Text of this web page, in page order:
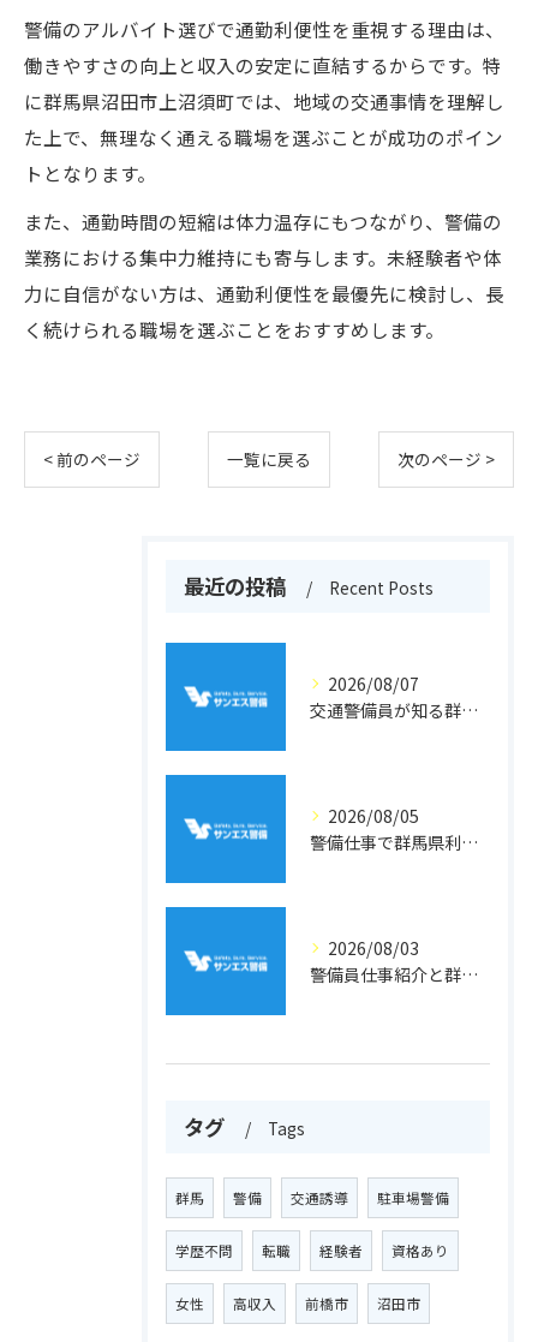
警備のアルバイト選びで通勤利便性を重視する理由は、
働きやすさの向上と収入の安定に直結するからです。特
に群馬県沼田市上沼須町では、地域の交通事情を理解し
た上で、無理なく通える職場を選ぶことが成功のポイン
トとなります。
また、通勤時間の短縮は体力温存にもつながり、警備の
業務における集中力維持にも寄与します。未経験者や体
力に自信がない方は、通勤利便性を最優先に検討し、長
く続けられる職場を選ぶことをおすすめします。
< 前のページ 一覧に戻る 次のページ >
最近の投稿 Recent Posts
2026/08/07
交通警備員が知る群馬県吾妻郡高山村の地形と現場選びのポイント
2026/08/05
警備仕事で群馬県利根郡片品村周辺の安心と働きやすさを両立するポイント
2026/08/03
警備員仕事紹介と群馬県利根郡川場村での収入や雇用条件を徹底解説
タグ Tags
群馬 警備 交通誘導 駐車場警備
学歴不問 転職 経験者 資格あり
女性 高収入 前橋市 沼田市